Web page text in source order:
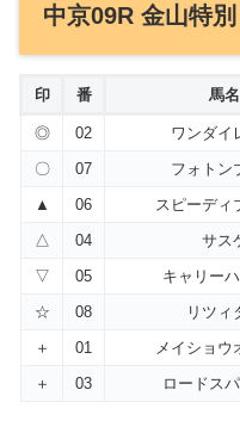
中京09R 金山特
印 番 馬名
◎ 02 ワンダイ
〇
07 フォトン
▲
06 スピーディ
△
04 サス
▽
05 キャリー
☆
08 リツィ
＋
01 メイショウ
＋
03 ロードス